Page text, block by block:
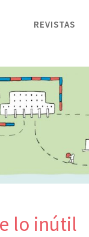
REVISTAS
lo inútil